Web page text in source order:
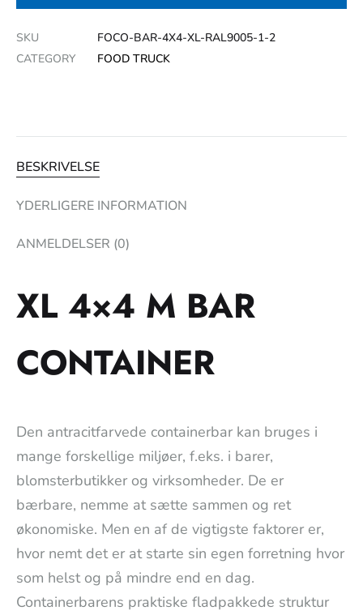
SKU
FOCO-BAR-4X4-XL-RAL9005-1-2
CATEGORY
FOOD TRUCK
BESKRIVELSE
YDERLIGERE INFORMATION
ANMELDELSER (0)
XL 4×4 M BAR
CONTAINER
Den antracitfarvede containerbar kan bruges i
mange forskellige miljøer, f.eks. i barer,
blomsterbutikker og virksomheder. De er
bærbare, nemme at sætte sammen og ret
økonomiske. Men en af de vigtigste faktorer er,
hvor nemt det er at starte sin egen forretning hvor
som helst og på mindre end en dag.
Containerbarens praktiske fladpakkede struktur